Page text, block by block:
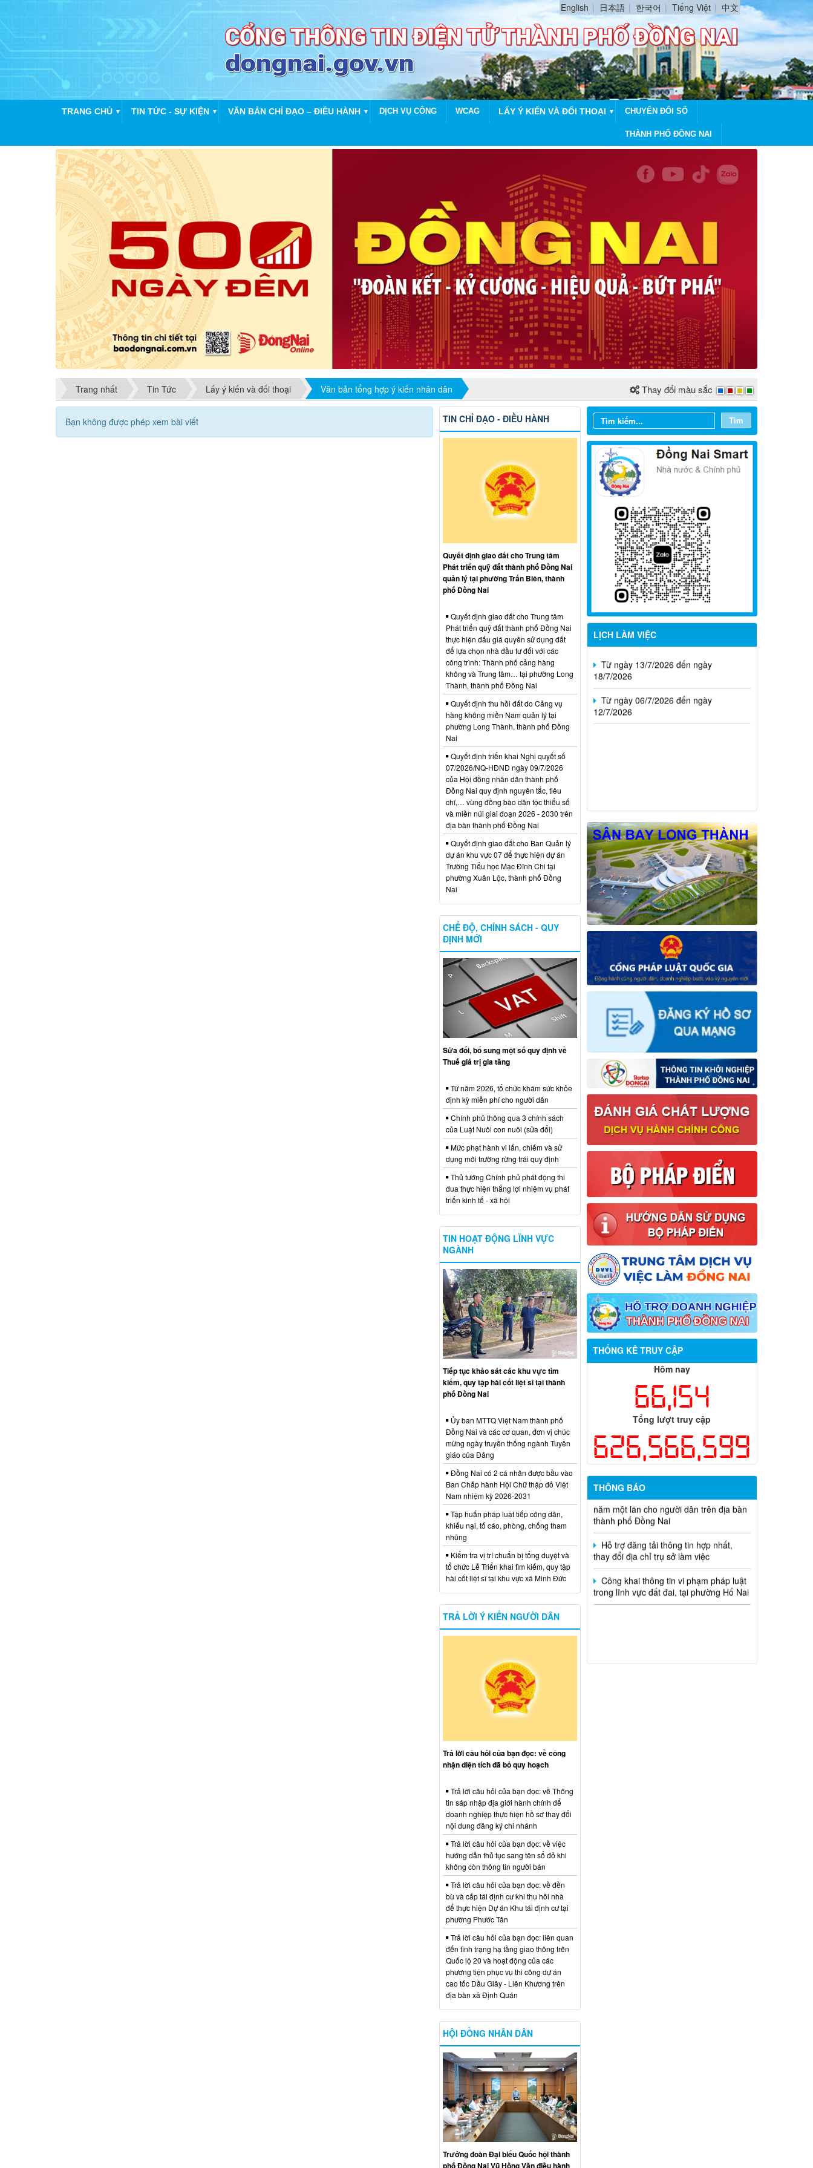
English 日本語 한국어 Tiếng Việt 中文
TRANG CHỦ ▼ TIN TỨC - SỰ KIỆN ▼ VĂN BẢN CHỈ ĐẠO – ĐIỀU HÀNH ▼ DỊCH VỤ CÔNG WCAG LẤY Ý KIẾN VÀ ĐỐI THOẠI ▼ CHUYỂN ĐỔI SỐ
THÀNH PHỐ ĐỒNG NAI
Trang nhất Tin Tức Lấy ý kiến và đối thoại Văn bản tổng hợp ý kiến nhân dân Thay đổi màu sắc
Bạn không được phép xem bài viết Tìm
LỊCH LÀM VIỆC
Từ ngày 03/8/2026 đến ngày
09/8/2026
Từ ngày 27/7/2026 đến ngày
02/8/2026
Từ ngày 20/7/2026 đến ngày
26/7/2026
18/7/2026
Từ ngày 06/7/2026 đến ngày
12/7/2026
THỐNG KÊ TRUY CẬP
Hôm nay
66,154
Tổng lượt truy cập
626,566,599
THÔNG BÁO
Thông báo về việc tuyển dụng viên
chức năm 2026
Thông báo tuyển chọn tổ chức và cá
nhân chủ trì thực hiện nhiệm vụ khoa
học và công nghệ cấp thành phố sử
dụng ngân sách nhà nước đặt hàng thực
hiện năm 2026 (đợt 1) lần 3
Kế hoạch Thông tin, tuyên truyền triển
hoặc khám sàng lọc miễn phí ít nhất mỗi
năm một lần cho người dân trên địa bàn
thành phố Đồng Nai
Hỗ trợ đăng tải thông tin hợp nhất,
thay đổi địa chỉ trụ sở làm việc
Công khai thông tin vi phạm pháp luật
trong lĩnh vực đất đai, tại phường Hố Nai
TIN CHỈ ĐẠO - ĐIỀU HÀNH
Quyết định giao đất cho Trung tâm
Phát triển quỹ đất thành phố Đồng Nai
quản lý tại phường Trấn Biên, thành
phố Đồng Nai
Quyết định giao đất cho Trung tâm
Phát triển quỹ đất thành phố Đồng Nai
thực hiện đấu giá quyền sử dụng đất
để lựa chọn nhà đầu tư đối với các
công trình: Thành phố cảng hàng
không và Trung tâm… tại phường Long
Thành, thành phố Đồng Nai
Quyết định thu hồi đất do Cảng vụ
hàng không miền Nam quản lý tại
phường Long Thành, thành phố Đồng
Nai
Quyết định triển khai Nghị quyết số
07/2026/NQ-HĐND ngày 09/7/2026
của Hội đồng nhân dân thành phố
Đồng Nai quy định nguyên tắc, tiêu
chí,… vùng đồng bào dân tộc thiểu số
và miền núi giai đoạn 2026 - 2030 trên
địa bàn thành phố Đồng Nai
Quyết định giao đất cho Ban Quản lý
dự án khu vực 07 để thực hiện dự án
Trường Tiểu học Mạc Đĩnh Chi tại
phường Xuân Lộc, thành phố Đồng
Nai
CHẾ ĐỘ, CHÍNH SÁCH - QUY
ĐỊNH MỚI
Sửa đổi, bổ sung một số quy định về
Thuế giá trị gia tăng
Từ năm 2026, tổ chức khám sức khỏe
định kỳ miễn phí cho người dân
Chính phủ thông qua 3 chính sách
của Luật Nuôi con nuôi (sửa đổi)
Mức phạt hành vi lấn, chiếm và sử
dụng môi trường rừng trái quy định
Thủ tướng Chính phủ phát động thi
đua thực hiện thắng lợi nhiệm vụ phát
triển kinh tế - xã hội
TIN HOẠT ĐỘNG LĨNH VỰC
NGÀNH
Tiếp tục khảo sát các khu vực tìm
kiếm, quy tập hài cốt liệt sĩ tại thành
phố Đồng Nai
Ủy ban MTTQ Việt Nam thành phố
Đồng Nai và các cơ quan, đơn vị chúc
mừng ngày truyền thống ngành Tuyên
giáo của Đảng
Đồng Nai có 2 cá nhân được bầu vào
Ban Chấp hành Hội Chữ thập đỏ Việt
Nam nhiệm kỳ 2026-2031
Tập huấn pháp luật tiếp công dân,
khiếu nại, tố cáo, phòng, chống tham
nhũng
Kiểm tra vị trí chuẩn bị tổng duyệt và
tổ chức Lễ Triển khai tìm kiếm, quy tập
hài cốt liệt sĩ tại khu vực xã Minh Đức
TRẢ LỜI Ý KIẾN NGƯỜI DÂN
Trả lời câu hỏi của bạn đọc: về công
nhận diện tích đã bỏ quy hoạch
Trả lời câu hỏi của bạn đọc: về Thông
tin sáp nhập địa giới hành chính để
doanh nghiệp thực hiện hồ sơ thay đổi
nội dung đăng ký chi nhánh
Trả lời câu hỏi của bạn đọc: về việc
hướng dẫn thủ tục sang tên sổ đỏ khi
không còn thông tin người bán
Trả lời câu hỏi của bạn đọc: về đền
bù và cấp tái định cư khi thu hồi nhà
để thực hiện Dự án Khu tái định cư tại
phường Phước Tân
Trả lời câu hỏi của bạn đọc: liên quan
đến tình trạng hạ tầng giao thông trên
Quốc lộ 20 và hoạt động của các
phương tiện phục vụ thi công dự án
cao tốc Dầu Giây - Liên Khương trên
địa bàn xã Định Quán
HỘI ĐỒNG NHÂN DÂN
Trưởng đoàn Đại biểu Quốc hội thành
phố Đồng Nai Vũ Hồng Văn điều hành